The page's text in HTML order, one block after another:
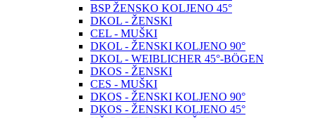
BSP ŽENSKO KOLJENO 45°
DKOL - ŽENSKI
CEL - MUŠKI
DKOL - ŽENSKI KOLJENO 90°
DKOL - WEIBLICHER 45°-BÖGEN
DKOS - ŽENSKI
CES - MUŠKI
DKOS - ŽENSKI KOLJENO 90°
DKOS - ŽENSKI KOLJENO 45°